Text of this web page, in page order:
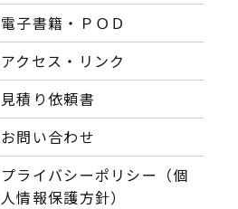
電子書籍・ＰＯＤ
アクセス・リンク
見積り依頼書
お問い合わせ
プライバシーポリシー（個
人情報保護方針）